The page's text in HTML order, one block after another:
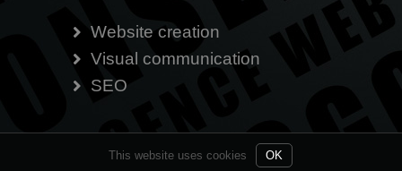
Website creation
Visual communication
SEO
This website uses cookies OK
Web agency developed with byGreg